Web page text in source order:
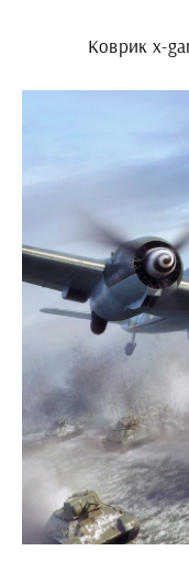
Коврик x-